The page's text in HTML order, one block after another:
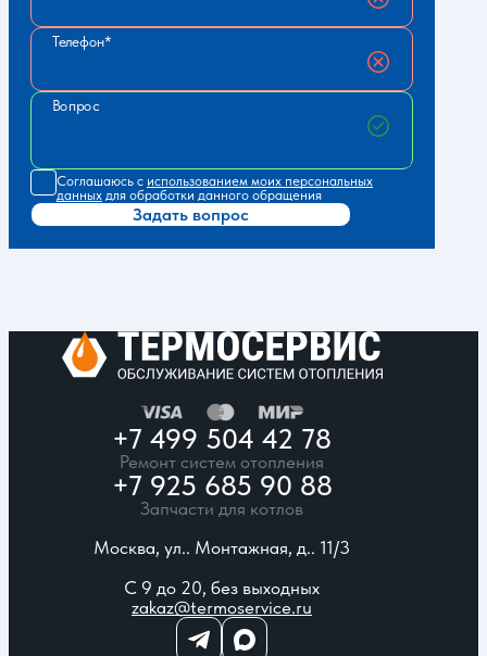
Телефон
Вопрос
Соглашаюсь с использованием моих персональных
данных для обработки данного обращения
Задать вопрос
+7 499 504 42 78
Ремонт систем отопления
+7 925 685 90 88
Запчасти для котлов
Москва, ул.. Монтажная, д.. 11/3
С 9 до 20, без выходных
zakaz@termoservice.ru